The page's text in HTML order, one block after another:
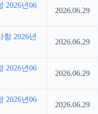
2026년06
2026.06.29
2026년
2026.06.29
2026년06
2026.06.29
2026년06
2026.06.29